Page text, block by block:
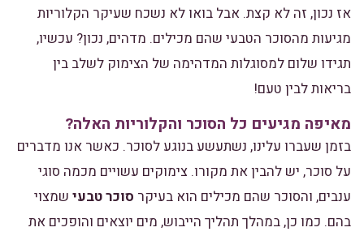
אז נכון, זה לא קצת. אבל בואו לא נשכח שעיקר הקלוריות
מגיעות מהסוכר הטבעי שהם מכילים. מדהים, נכון? עכשיו,
תגידו שלום למסוגלות המדהימה של הצימוק לשלב בין
בריאות לבין טעם!
מאיפה מגיעים כל הסוכר והקלוריות האלה?
בזמן שעברו עלינו, נשתעשע בנוגע לסוכר. כאשר אנו מדברים
על סוכר, יש להבין את מקורו. צימוקים עשויים מכמה סוגי
ענבים, והסוכר שהם מכילים הוא בעיקר סוכר טבעי שמצוי
בהם. כמו כן, במהלך תהליך הייבוש, מים יוצאים והופכים את